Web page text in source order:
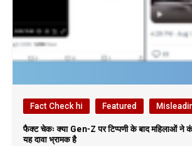
Fact Check hi Featured
फैक्ट चेकः क्या Gen-Z पर टिप्पणी के बाद महिलाओं ने
यह दावा भ्रामक है